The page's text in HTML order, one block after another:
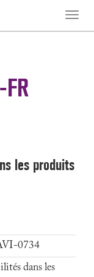
Toggle
FR
les produits
0734
dans les